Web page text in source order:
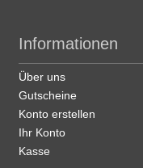
Informationen
Über uns
Gutscheine
Konto erstellen
Ihr Konto
Kasse